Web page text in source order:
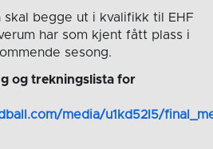
skal begge ut i kvalifikk til EHF
har som kjent fått plass i
sesong.
og trekningslista for
media/u1kd52l5/